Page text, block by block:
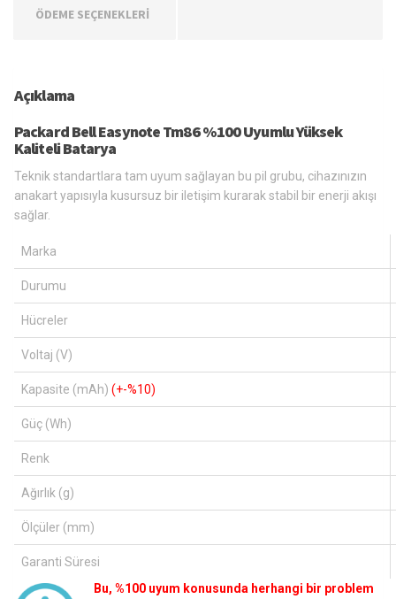
ÖDEME SEÇENEKLERİ
Açıklama
Packard Bell Easynote Tm86 %100 Uyumlu Yüksek
Kaliteli Batarya
Teknik standartlara tam uyum sağlayan bu pil grubu, cihazınızın
anakart yapısıyla kusursuz bir iletişim kurarak stabil bir enerji akışı
sağlar.
Marka
Durumu
Hücreler
Voltaj (V)
Kapasite (mAh) (+-%10)
Güç (Wh)
Renk
Ağırlık (g)
Ölçüler (mm)
Garanti Süresi
Bu, %100 uyum konusunda herhangi bir problem